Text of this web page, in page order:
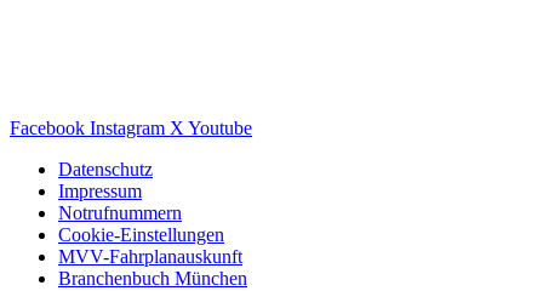
Facebook Instagram X Youtube
Datenschutz
Impressum
Notrufnummern
Cookie-Einstellungen
MVV-Fahrplanauskunft
Branchenbuch München